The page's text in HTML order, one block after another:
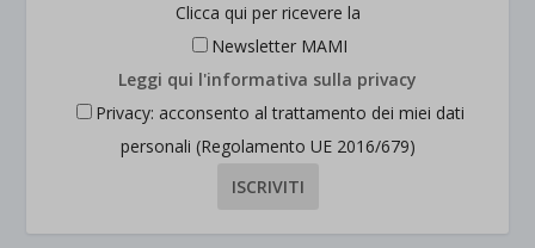
Clicca qui per ricevere la
Newsletter MAMI
Leggi qui l'informativa sulla privacy
Privacy: acconsento al trattamento dei miei dati
personali (Regolamento UE 2016/679)